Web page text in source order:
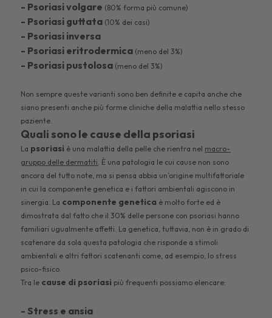
- Psoriasi volgare (80% forma più comune)
- Psoriasi guttata (10% dei casi)
- Psoriasi inversa
- Psoriasi eritrodermica (meno del 3%)
- Psoriasi pustolosa (meno del 3%)
Non sempre queste varianti sono ben definite e capita anche che
siano presenti anche più forme cliniche della malattia nello stesso
paziente.
Quali sono le cause della psoriasi
La psoriasi è una malattia della pelle che rientra nel macro-
gruppo delle dermatiti. È una patologia le cui cause non sono
ancora del tutto note, ma si pensa abbia un’origine multifattoriale
in cui la componente genetica e i fattori ambientali agiscono in
sinergia. La componente genetica è molto forte ed è
dimostrata dal fatto che il 30% delle persone con psoriasi hanno
familiari ugualmente affetti. La genetica, tuttavia, non è in grado di
scatenare da sola questa patologia che risponde a stimoli
ambientali e altri fattori scatenanti come, ad esempio, lo stress
psico-fisico.
Tra le cause di psoriasi più frequenti possiamo elencare:
- Stress e ansia